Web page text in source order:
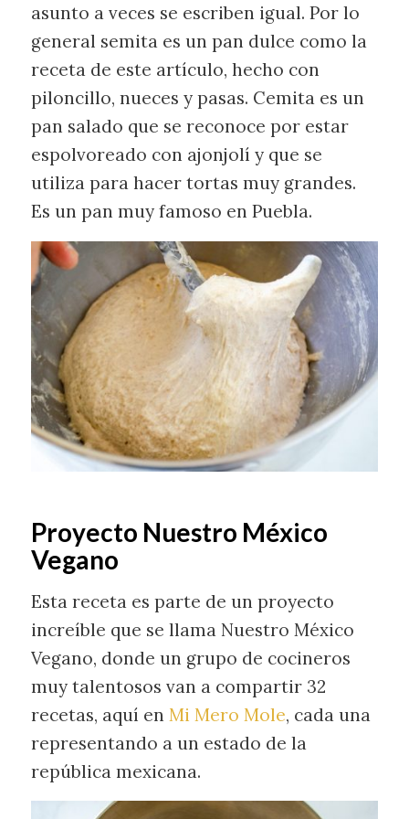
asunto a veces se escriben igual. Por lo
general semita es un pan dulce como la
receta de este artículo, hecho con
piloncillo, nueces y pasas. Cemita es un
pan salado que se reconoce por estar
espolvoreado con ajonjolí y que se
utiliza para hacer tortas muy grandes.
Es un pan muy famoso en Puebla.
Proyecto Nuestro México
Vegano
Esta receta es parte de un proyecto
increíble que se llama Nuestro México
Vegano, donde un grupo de cocineros
muy talentosos van a compartir 32
recetas, aquí en Mi Mero Mole, cada una
representando a un estado de la
república mexicana.